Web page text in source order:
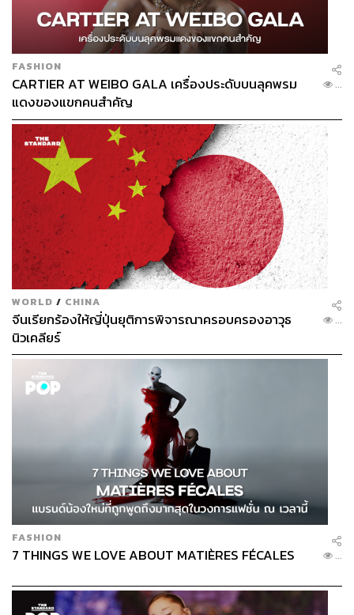
FASHION
CARTIER AT WEIBO GALA เครื่องประดับบนลุคพรม
แดงของแขกคนสำคัญ
...
WORLD / CHINA
จีนเรียกร้องให้ญี่ปุ่นยุติการพิจารณาครอบครองอาวุธ
นิวเคลียร์
...
FASHION
7 THINGS WE LOVE ABOUT MATIÈRES FÉCALES ...